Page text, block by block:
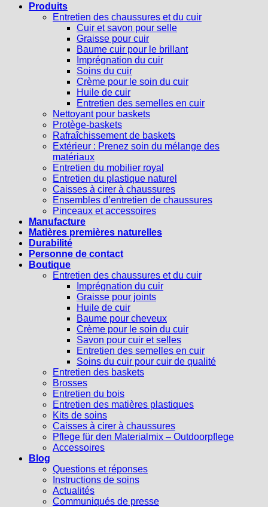
Produits
Entretien des chaussures et du cuir
Cuir et savon pour selle
Graisse pour cuir
Baume cuir pour le brillant
Imprégnation du cuir
Soins du cuir
Crème pour le soin du cuir
Huile de cuir
Entretien des semelles en cuir
Nettoyant pour baskets
Protège-baskets
Rafraîchissement de baskets
Extérieur : Prenez soin du mélange des
matériaux
Entretien du mobilier royal
Entretien du plastique naturel
Caisses à cirer à chaussures
Ensembles d’entretien de chaussures
Pinceaux et accessoires
Manufacture
Matières premières naturelles
Durabilité
Personne de contact
Boutique
Entretien des chaussures et du cuir
Imprégnation du cuir
Graisse pour joints
Huile de cuir
Baume pour cheveux
Crème pour le soin du cuir
Savon pour cuir et selles
Entretien des semelles en cuir
Soins du cuir pour cuir de qualité
Entretien des baskets
Brosses
Entretien du bois
Entretien des matières plastiques
Kits de soins
Caisses à cirer à chaussures
Pflege für den Materialmix – Outdoorpflege
Accessoires
Blog
Questions et réponses
Instructions de soins
Actualités
Communiqués de presse